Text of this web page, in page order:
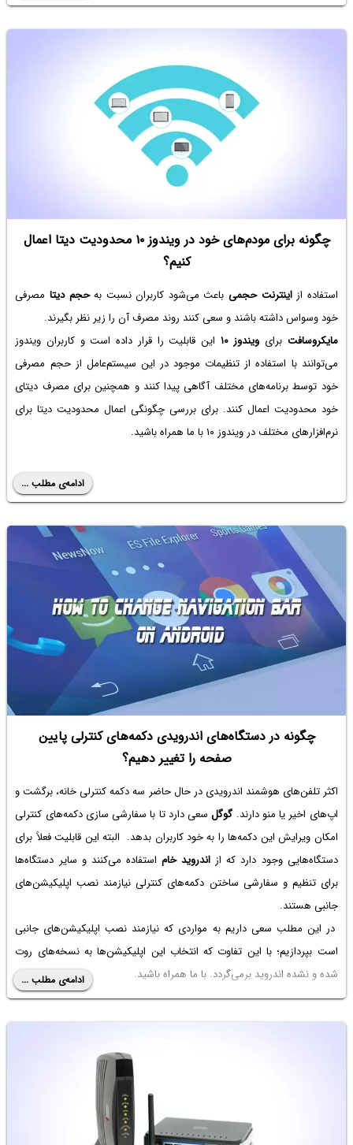
می‌پردازیم.
چگونه برای مودم‌های خود در ویندوز ۱۰ محدودیت دیتا اعمال
کنیم؟
استفاده ازاینترنت حجمی باعث می‌شود کاربران نسبت بهحجم دیتا مصرفی
خود وسواس داشته باشند و سعی کنند روند مصرف آن را زیر نظر بگیرند.
مایکروسافت برای ویندوز ۱۰
این قابلیت را قرار داده است و کاربران ویندوز
می‌توانند با استفاده از تنظیمات موجود در این سیستم‌عامل از حجم مصرفی
خود توسط برنامه‌های مختلف آگاهی پیدا کنند و همچنین برای مصرف دیتای
خود محدودیت اعمال کنند. برای بررسی چگونگی اعمال محدودیت دیتا برای
نرم‌افزارهای مختلف در ویندوز ۱۰ با ما همراه باشید.
ادامه‌ی مطلب ...
چگونه در دستگاه‌های اندرویدی دکمه‌های کنترلی پایین
صفحه را تغییر دهیم؟
اکثر تلفن‌های هوشمند اندرویدی در حال حاضر سه دکمه کنترلی خانه، برگشت و
اپ‌های اخیر یا منو دارند.گوگلسعی دارد تا با سفارشی سازی دکمه‌های کنترلی
امکان ویرایش این دکمه‌ها را به خود کاربران بدهد. البته این قابلیت فعلاً برای
دستگاه‌هایی وجود دارد که از اندروید خام استفاده می‌کنند و سایر دستگاه‌ها
برای تنظیم و سفارشی ساختن دکمه‌های کنترلی نیازمند نصب اپلیکیشن‌های
جانبی هستند.
در این مطلب سعی داریم به مواردی که نیازمند نصب اپلیکیشن‌های جانبی
است بپردازیم؛ با این تفاوت که انتخاب این اپلیکیشن‌ها به نسخه‌های روت
شده و نشده اندروید برمی‌گردد. با ما همراه باشید.
ادامه‌ی مطلب ...